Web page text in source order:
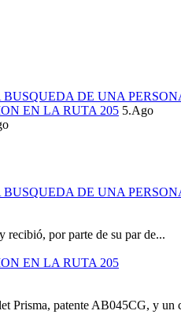
DE UNA
EN LA RUTA 205 5.Ago
DE UNA
recibió, por parte de su par de...
EN LA RUTA 205
Prisma, patente AB045CG, y un